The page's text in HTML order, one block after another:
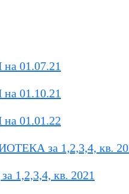
01.07.21
01.10.21
01.01.22
за 1,2,3,4, кв.
1,2,3,4, кв. 2021